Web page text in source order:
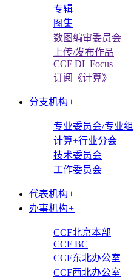
专辑
图集
数图编审委员会
上传/发布作品
CCF DL Focus
订阅《计算》
分支机构+
专业委员会/专业组
计算+行业分会
技术委员会
工作委员会
代表机构+
办事机构+
CCF北京本部
CCF BC
CCF东北办公室
CCF西北办公室